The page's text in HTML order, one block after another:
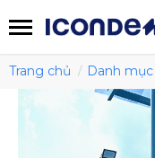
Trang chủ Danh mục